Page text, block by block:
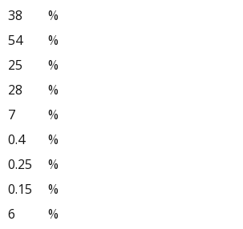
38
%
54
%
25
%
28
%
7
%
0.4
%
0.25
%
0.15
%
6
%